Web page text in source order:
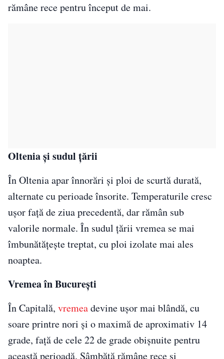
rămâne rece pentru început de mai.
Oltenia și sudul țării
În Oltenia apar înnorări și ploi de scurtă durată,
alternate cu perioade însorite. Temperaturile cresc
ușor față de ziua precedentă, dar rămân sub
valorile normale. În sudul țării vremea se mai
îmbunătățește treptat, cu ploi izolate mai ales
noaptea.
Vremea în București
În Capitală, vremeadevine ușor mai blândă, cu
soare printre nori și o maximă de aproximativ 14
grade, față de cele 22 de grade obișnuite pentru
această perioadă. Sâmbătă rămâne rece și